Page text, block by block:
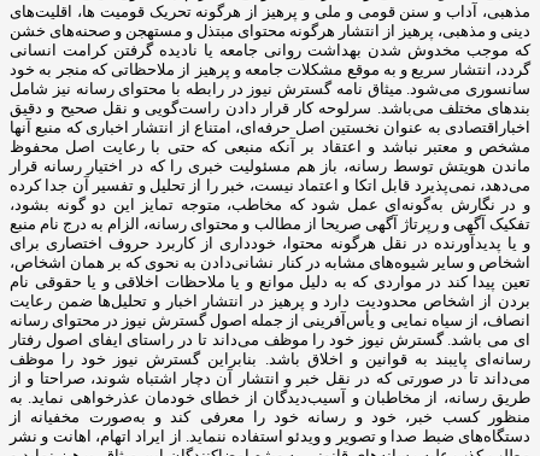
مذهبی، آداب و سنن قومی و ملی و ‌پرهیز از هرگونه تحریک قومیت ‌ها، اقلیت‌های
دینی و مذهبی، پرهیز از انتشار هرگونه محتوای مبتذل و مستهجن و صحنه‌های خشن
که موجب مخدوش شدن بهداشت روانی جامعه یا نادیده گرفتن کرامت انسانی
گردد، انتشار سریع و به‌ موقع مشکلات جامعه و پرهیز از ملاحظاتی که منجر به خود
سانسوری می‌شود. میثاق نامه گسترش نیوز در رابطه با محتوای رسانه نیز شامل
بندهای مختلف می‌باشد. سرلوحه کار قرار دادن راست‌گویی و نقل صحیح و دقیق
اخباراقتصادی به ‌عنوان نخستین اصل حرفه‌ای، امتناع از انتشار اخباری که منبع آنها
مشخص و معتبر نباشد و اعتقاد بر آنکه منبعی که حتی با رعایت اصل محفوظ
ماندن هویتش توسط رسانه، باز هم مسئولیت خبری را که در اختیار رسانه قرار
می‌دهد، نمی‌پذیرد قابل اتکا و اعتماد نیست، خبر را از تحلیل و تفسیر آن جدا کرده
و در نگارش به‌گونه‌ای عمل شود که مخاطب، متوجه تمایز این دو گونه بشود،
تفکیک آگهی و رپرتاژ آگهی صریحا از مطالب و محتوای رسانه، الزام به درج نام منبع
و یا پدیدآورنده در نقل هرگونه محتوا، خودداری از کاربرد حروف اختصاری برای
اشخاص و سایر شیوه‌های مشابه در کنار نشانی‌دادن به نحوی که بر همان اشخاص،
تعین پیدا کند در مواردی که به دلیل موانع و یا ملاحظات اخلاقی و یا حقوقی نام
بردن از اشخاص محدودیت دارد و پرهیز در انتشار اخبار و تحلیل‌ها ضمن رعایت
انصاف، از سیاه ‌نمایی و یأس‌آفرینی از جمله اصول گسترش نیوز در محتوای رسانه
ای می باشد. گسترش نیوز خود را موظف می‌داند تا در راستای ایفای اصول رفتار
رسانه‌ای پایبند به قوانین و اخلاق باشد. بنابراین گسترش نیوز خود را موظف
می‌داند تا در صورتی که در نقل خبر و انتشار آن دچار اشتباه شوند، صراحتا و از
طریق رسانه، از مخاطبان و آسیب‌دیدگان از خطای خودمان عذرخواهی نماید. به
منظور کسب خبر، خود و رسانه خود را معرفی کند و به‌صورت مخفیانه از
دستگاه‌های ضبط صدا و تصویر و ویدئو استفاده ننماید. از ایراد اتهام، اهانت و نشر